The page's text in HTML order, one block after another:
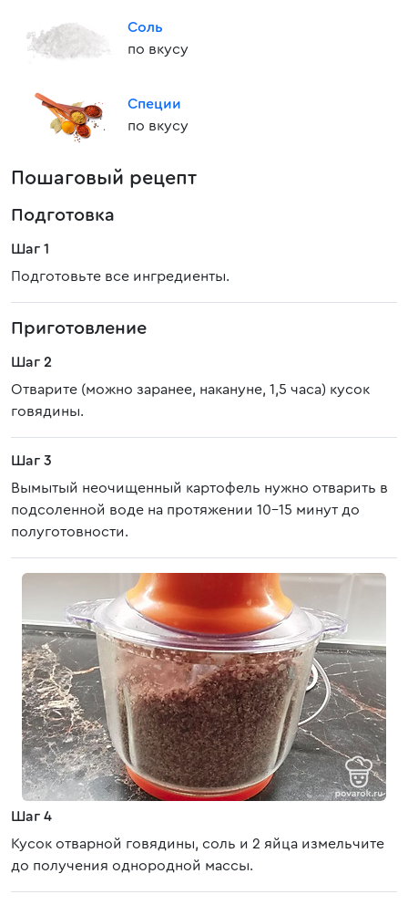
Соль
по вкусу
Специи
по вкусу
Пошаговый рецепт
Подготовка
Шаг 1
Подготовьте все ингредиенты.
Приготовление
Шаг 2
Отварите (можно заранее, накануне, 1,5 часа) кусок
говядины.
Шаг 3
Вымытый неочищенный картофель нужно отварить в
подсоленной воде на протяжении 10-15 минут до
полуготовности.
Шаг 4
Кусок отварной говядины, соль и 2 яйца измельчите
до получения однородной массы.